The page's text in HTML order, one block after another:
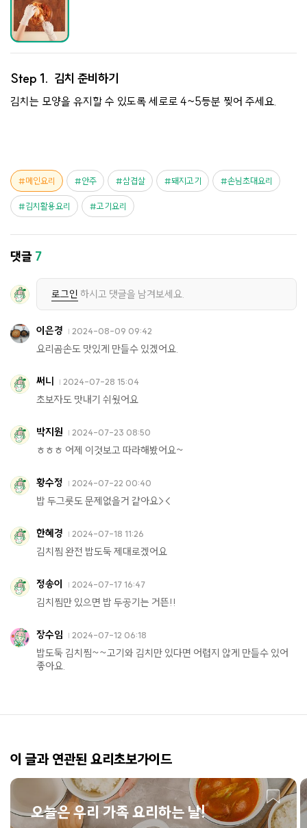
Step 1. 김치 준비하기
김치는 모양을 유지할 수 있도록 세로로 4~5등분 찢어 주세요.
메인요리 안주 삼겹살 돼지고기 손님초대요리
김치활용요리 고기요리
댓글 7
로그인 하시고 댓글을 남겨보세요.
이은경 2024-08-09 09:42
요리곰손도 맛있게 만들수 있겠어요.
써니 2024-07-28 15:04
초보자도 맛내기 쉬웠어요
박지원 2024-07-23 08:50
ㅎㅎㅎ 어제 이것보고 따라해봤어요~
황수정 2024-07-22 00:40
밥 두그릇도 문제없을거 같아요><
한혜경 2024-07-18 11:26
김치찜 완전 밥도둑 제대로겠어요
정송이 2024-07-17 16:47
김치찜만 있으면 밥 두공기는 거뜬!!
장수임 2024-07-12 06:18
밥도둑 김치찜~~고기와 김치만 있다면 어렵지 않게 만들수 있어
좋아요.
이 글과 연관된 요리초보가이드
오늘은 우리 가족 요리하는 날!